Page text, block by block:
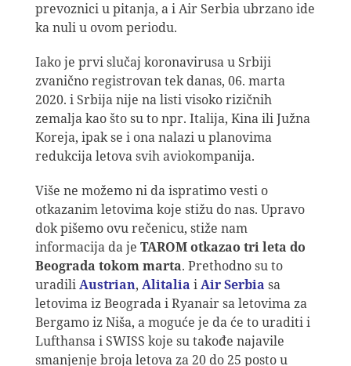
prevoznici u pitanja, a i Air Serbia ubrzano ide
ka nuli u ovom periodu.
Iako je prvi slučaj koronavirusa u Srbiji
zvanično registrovan tek danas, 06. marta
2020. i Srbija nije na listi visoko rizičnih
zemalja kao što su to npr. Italija, Kina ili Južna
Koreja, ipak se i ona nalazi u planovima
redukcija letova svih aviokompanija.
Više ne možemo ni da ispratimo vesti o
otkazanim letovima koje stižu do nas. Upravo
dok pišemo ovu rečenicu, stiže nam
informacija da je TAROM otkazao tri leta do
Beograda tokom marta. Prethodno su to
uradiliAustrian, Alitalia iAir Serbia sa
letovima iz Beograda i Ryanair sa letovima za
Bergamo iz Niša, a moguće je da će to uraditi i
Lufthansa i SWISS koje su takođe najavile
smanjenje broja letova za 20 do 25 posto u